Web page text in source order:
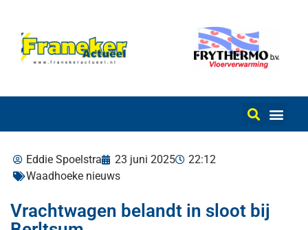
Eddie Spoelstra 23 juni 2025
22:12
Waadhoeke nieuws
Vrachtwagen belandt in sloot bij